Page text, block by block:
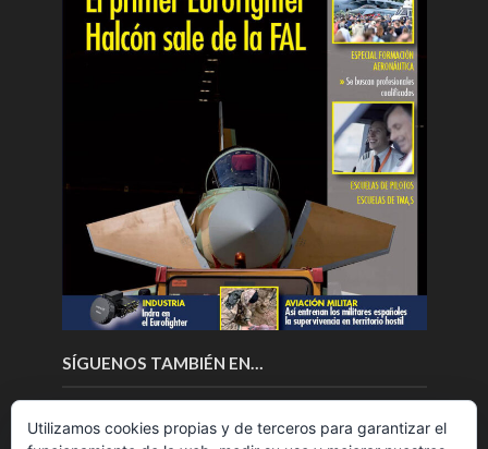
SÍGUENOS TAMBIÉN EN…
Utilizamos cookies propias y de terceros para garantizar el